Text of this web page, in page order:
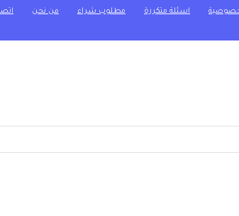
اسئلة متكررة مطلوب شراء من نحن